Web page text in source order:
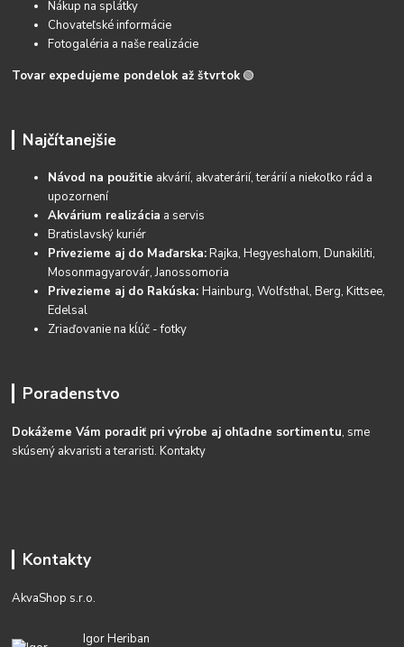
Nákup na splátky
Chovateľské informácie
Fotogaléria a naše realizácie
Tovar expedujeme pondelok až štvrtok 🟢
Najčítanejšie
Návod na použitie akvárií, akvaterárií, terárií a niekoľko rád a
upozornení
Akvárium realizácia a servis
Bratislavský kuriér
Privezieme aj do Maďarska:Rajka, Hegyeshalom, Dunakiliti,
Mosonmagyarovár, Janossomoria
Privezieme aj do Rakúska:Hainburg, Wolfsthal, Berg, Kittsee,
Edelsal
Zriaďovanie na kĺúč - fotky
Poradenstvo
Dokážeme Vám poradiť pri výrobe aj ohľadne sortimentu, sme
skúsený akvaristi a teraristi.Kontakty
Kontakty
AkvaShop s.r.o.
Igor Heriban